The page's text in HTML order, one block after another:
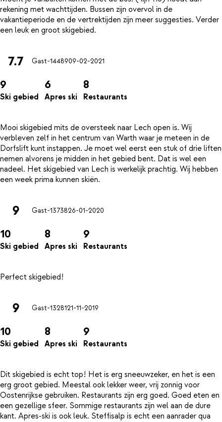
rekening met wachttijden. Bussen zijn overvol in de
vakantieperiode en de vertrektijden zijn meer suggesties. Verder
7.7 Gast-1448909-02-2021
9
Ski gebied
6
Apres ski
8
Restaurants
Mooi skigebied mits de oversteek naar Lech open is. Wij
verbleven zelf in het centrum van Warth waar je meteen in de
Dorfslift kunt instappen. Je moet wel eerst een stuk of drie liften
nemen alvorens je midden in het gebied bent. Dat is wel een
nadeel. Het skigebied van Lech is werkelijk prachtig. Wij hebben
9 Gast-1373826-01-2020
10
Ski gebied
8
Apres ski
9
Restaurants
9 Gast-1328121-11-2019
10
Ski gebied
8
Apres ski
9
Restaurants
Dit skigebied is echt top! Het is erg sneeuwzeker, en het is een
erg groot gebied. Meestal ook lekker weer, vrij zonnig voor
Oostenrijkse gebruiken. Restaurants zijn erg goed. Goed eten en
een gezellige sfeer. Sommige restaurants zijn wel aan de dure
kant. Apres-ski is ook leuk. Steffisalp is echt een aanrader qua